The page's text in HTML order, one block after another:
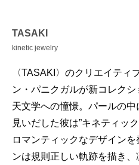
TASAKI
kinetic jewelry
〈TASAKI〉のクリエイティ
ン・パニクガルが新コレク
天文学への憧憬。パールの
見いだした彼は”キネティッ
ロマンティックなデザイン
ンは規則正しい軌跡を描き